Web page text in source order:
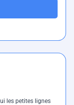
les petites lignes